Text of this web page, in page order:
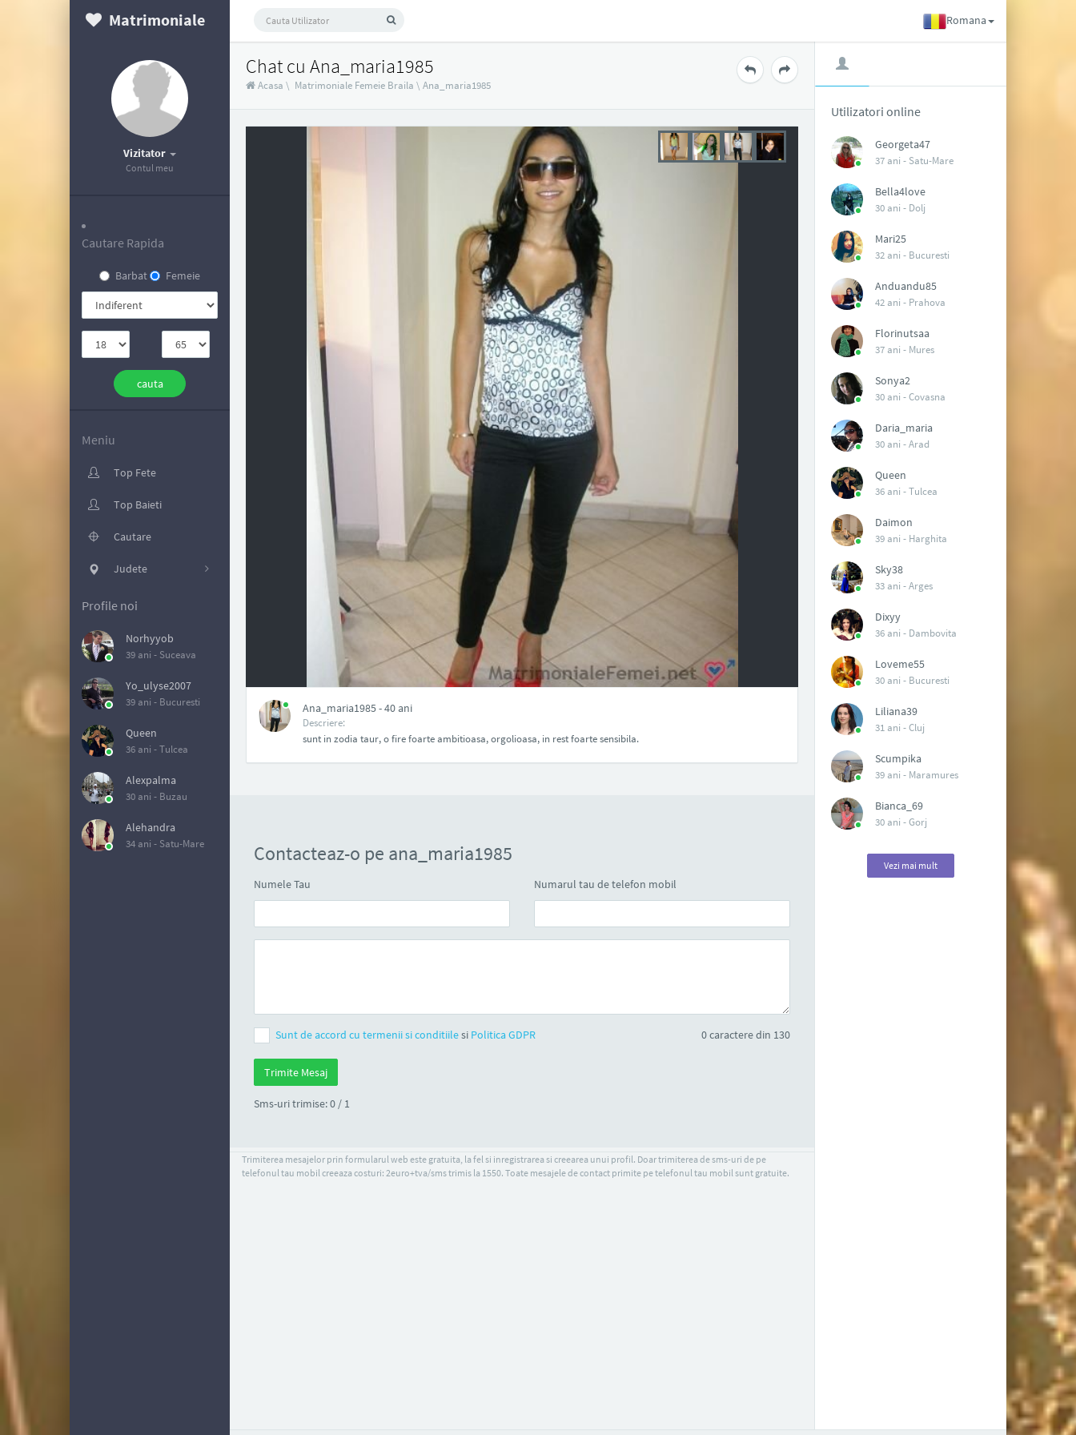
Matrimoniale Romana
Vizitator
Contul meu
Cautare Rapida
Barbat Femeie
Meniu
Top Fete
Top Baieti
Cautare
Judete
Profile noi
Norhyyob
39 ani - Suceava
Yo_ulyse2007
39 ani - Bucuresti
Queen
36 ani -Tulcea
Alexpalma
30 ani - Buzau
Alehandra
34 ani - Satu-Mare
Chat cu Ana_maria1985
Acasa \ Matrimoniale Femeie Braila \ Ana_maria1985
Ana_maria1985 - 40 ani
Descriere:
sunt in zodia taur, o fire foarte ambitioasa, orgolioasa, in rest foarte sensibila.
Contacteaz-o pe ana_maria1985
Numele Tau Numarul tau de telefon mobil
Sunt de accord cu termenii si conditiilesi Politica GDPR 0caractere din 130
Sms-uri trimise: 0 / 1
Trimiterea mesajelor prin formularul web este gratuita, la fel si inregistrarea si creearea unui profil. Doar trimiterea de sms-uri de pe
telefonul tau mobil creeaza costuri: 2euro+tva/sms trimis la 1550. Toate mesajele de contact primite pe telefonul tau mobil sunt gratuite.
Utilizatori online
Georgeta47
37 ani - Satu-Mare
Bella4love
30 ani - Dolj
Mari25
32 ani - Bucuresti
Anduandu85
42 ani - Prahova
Florinutsaa
37 ani - Mures
Sonya2
30 ani -Covasna
Daria_maria
30 ani -Arad
Queen
36 ani -Tulcea
Daimon
39 ani - Harghita
Sky38
33 ani -Arges
Dixyy
36 ani - Dambovita
Loveme55
30 ani - Bucuresti
Liliana39
31 ani -Cluj
Scumpika
39 ani - Maramures
Bianca_69
30 ani -Gorj
Vezi mai mult